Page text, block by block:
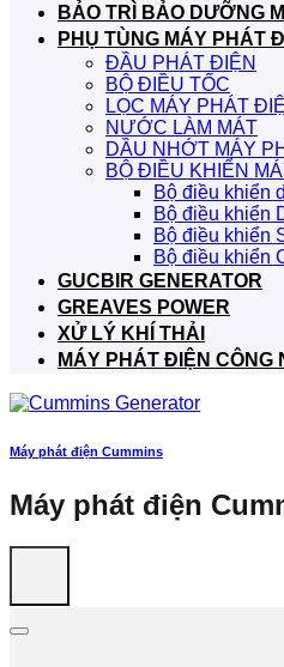
BẢO TRÌ BẢO DƯỠNG
PHỤ TÙNG MÁY PHÁT
ĐẦU PHÁT ĐIỆN
BỘ ĐIỀU TỐC
LỌC MÁY PHÁT
NƯỚC LÀM MÁT
DẦU NHỚT MÁY
BỘ ĐIỀU KHIỂN
Bộ điều khiển
Bộ điều khiển
Bộ điều khiển
Bộ điều khiển
GUCBIR GENERATOR
GREAVES POWER
XỬ LÝ KHÍ THẢI
MÁY PHÁT ĐIỆN CÔNG
Máy phát điện Cummins
Máy phát điện